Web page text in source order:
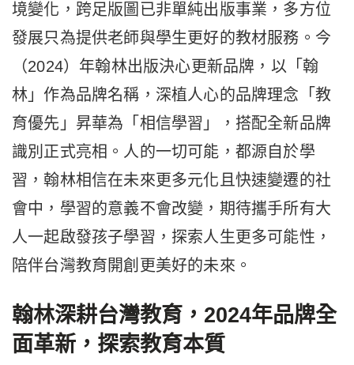
境變化，跨足版圖已非單純出版事業，多方位
發展只為提供老師與學生更好的教材服務。今
（2024）年翰林出版決心更新品牌，以「翰
林」作為品牌名稱，深植人心的品牌理念「教
育優先」昇華為「相信學習」，搭配全新品牌
識別正式亮相。人的一切可能，都源自於學
習，翰林相信在未來更多元化且快速變遷的社
會中，學習的意義不會改變，期待攜手所有大
人一起啟發孩子學習，探索人生更多可能性，
陪伴台灣教育開創更美好的未來。
翰林深耕台灣教育，2024年品牌全
面革新，探索教育本質